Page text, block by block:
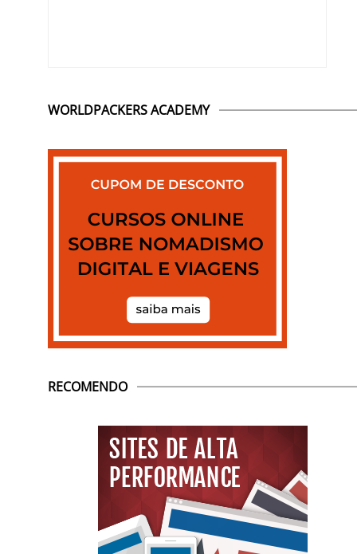
WORLDPACKERS ACADEMY
RECOMENDO